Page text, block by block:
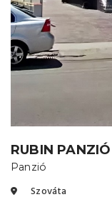
RUBIN PANZIÓ
Panzió
Szováta